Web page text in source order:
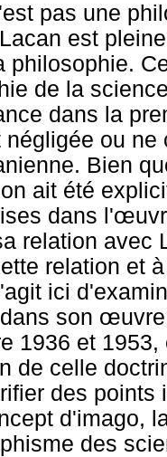
pas une
est
philosophie.
de la
dans la
négligée ou
Bien
ait été
dans
relation avec
relation et
ici
dans son
1936 et
de celle
des
d'imago,
des